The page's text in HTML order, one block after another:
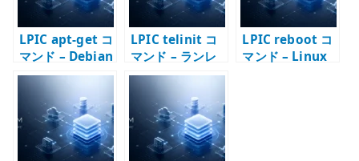
LPIC apt-get コ
マンド – Debian
系パッケージ管
理の基本
LPIC telinit コ
マンド – ランレ
ベルを切り替え
る
LPIC reboot コ
マンド – Linux